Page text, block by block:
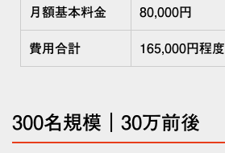
月額基本料金 80,000円
費用合計 165,000円程度
300名規模｜30万前後